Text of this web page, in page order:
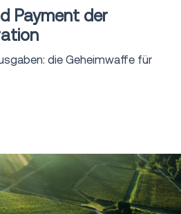
Payment der
die Geheimwaffe für